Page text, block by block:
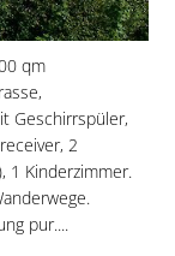
qm
Geschirrspüler,
2
1 Kinderzimmer.
pur....